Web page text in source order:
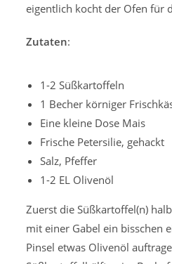
eigentlich kocht der Ofen für
Zutaten:
1-2 Süßkartoffeln
1 Becher körniger
Eine kleine Dose Mais
Frische Petersilie, gehackt
Salz, Pfeffer
1-2 EL Olivenöl
Zuerst die Süßkartoffel(n)
mit einer Gabel ein bisschen
Pinsel etwas Olivenöl